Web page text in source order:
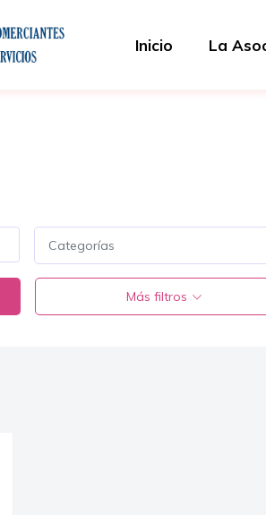
Inicio La
Categorías
Más filtros